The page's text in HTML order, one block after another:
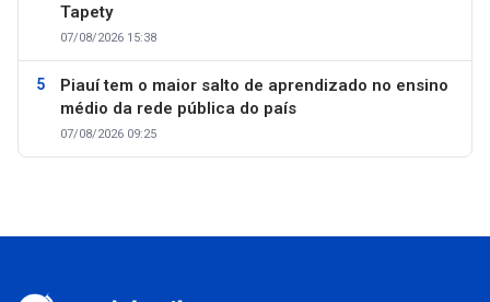
Tapety
07/08/2026 15:38
Piauí tem o maior salto de aprendizado no ensino
médio da rede pública do país
07/08/2026 09:25